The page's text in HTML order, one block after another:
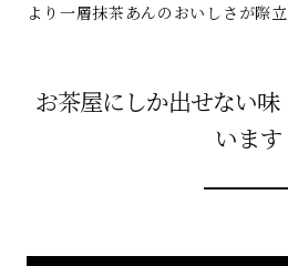
より一層抹茶あんのおいしさが際立
お茶屋にしか出せない
います